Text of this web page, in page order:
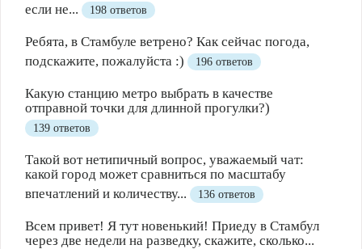
если не...
198 ответов
Ребята, в Стамбуле ветрено? Как сейчас погода,
подскажите, пожалуйста :)
196 ответов
Какую станцию метро выбрать в качестве
отправной точки для длинной прогулки?)
139 ответов
Такой вот нетипичный вопрос, уважаемый чат:
какой город может сравниться по масштабу
впечатлений и количеству...
136 ответов
Всем привет! Я тут новенький! Приеду в Стамбул
через две недели на разведку, скажите, сколько...